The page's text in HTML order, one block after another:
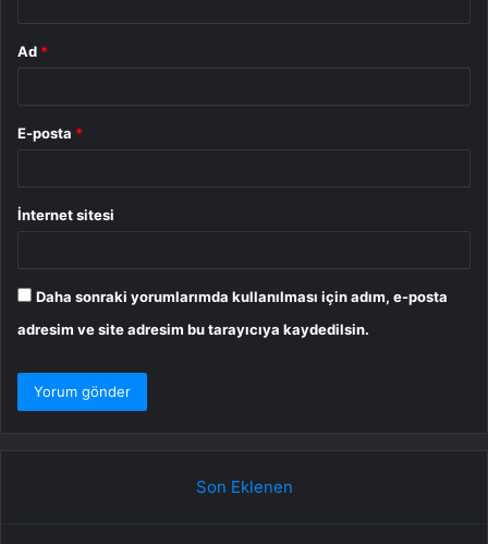
Ad *
E-posta *
İnternet sitesi
Daha sonraki yorumlarımda kullanılması için adım, e-posta
adresim ve site adresim bu tarayıcıya kaydedilsin.
Son Eklenen